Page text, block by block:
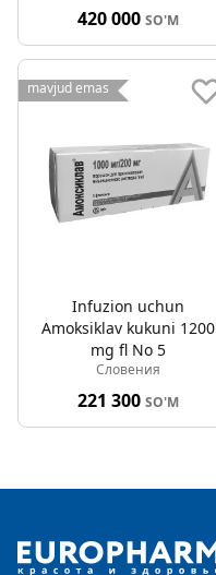
420 000 SO'M
mavjud emas
Infuzion uchun
Amoksiklav kukuni 1200
mg fl No 5
Словения
221 300 SO'M